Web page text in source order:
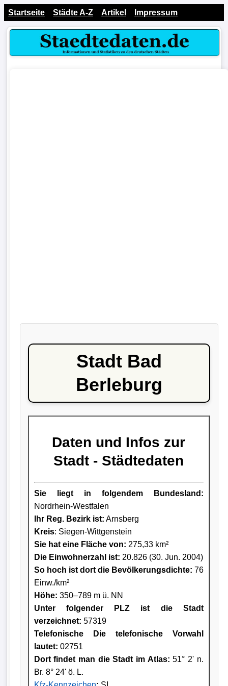
Startseite Städte A-Z Artikel Impressum
Stadt Bad
Berleburg
Daten und Infos zur
Stadt - Städtedaten
Sie liegt in folgendem Bundesland:
Nordrhein-Westfalen
Ihr Reg. Bezirk ist: Arnsberg
Kreis: Siegen-Wittgenstein
Sie hat eine Fläche von: 275,33 km²
Die Einwohnerzahl ist: 20.826 (30. Jun. 2004)
So hoch ist dort die Bevölkerungsdichte: 76
Einw./km²
Höhe: 350–789 m ü. NN
Unter folgender PLZ ist die Stadt
verzeichnet: 57319
Telefonische Die telefonische Vorwahl
lautet: 02751
Dort findet man die Stadt im Atlas: 51° 2' n.
Br. 8° 24' ö. L.